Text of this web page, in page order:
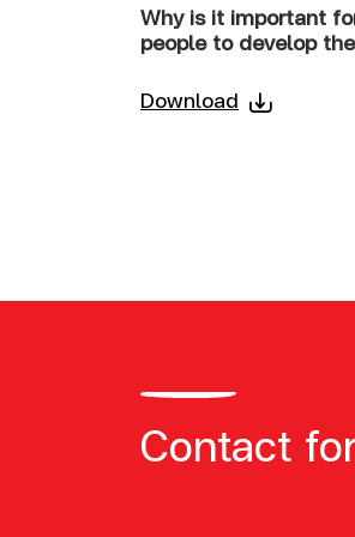
Why is it important
people to develop
Download
Contact